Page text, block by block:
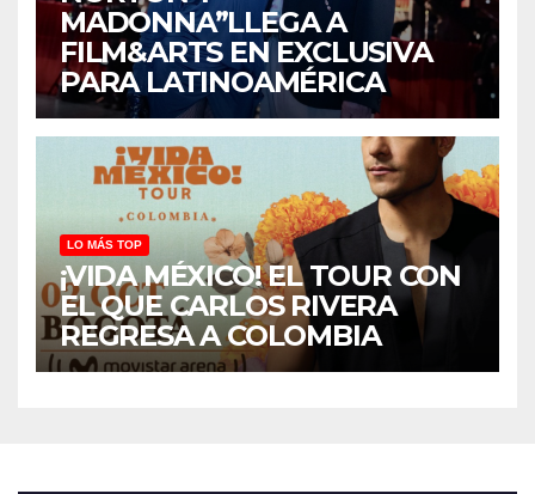
MADONNA”LLEGA A
FILM&ARTS EN EXCLUSIVA
PARA LATINOAMÉRICA
LO MÁS TOP
¡VIDA MÉXICO! EL TOUR CON
EL QUE CARLOS RIVERA
REGRESA A COLOMBIA